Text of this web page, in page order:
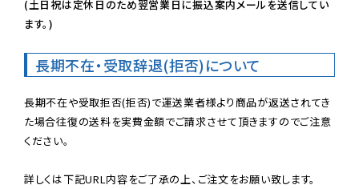
(土日祝は定休日のため翌営業日に振込案内メールを送信してい
ます。)
長期不在・受取辞退(拒否)について
長期不在や受取拒否(拒否)で運送業者様より商品が返送されてき
た場合往復の送料を実費金額でご請求させて頂きますのでご注意
ください。